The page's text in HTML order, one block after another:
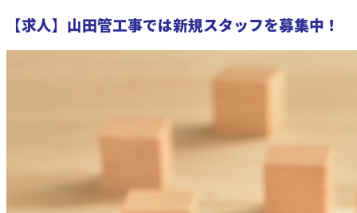
【求人】山田管工事では新規スタッフを募集中！